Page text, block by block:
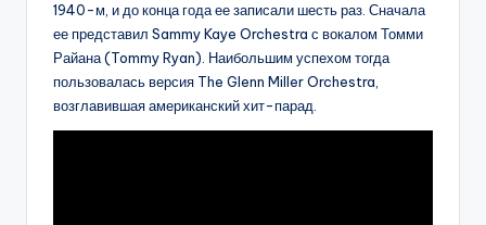
1940-м, и до конца года ее записали шесть раз. Сначала
ее представил Sammy Kaye Orchestra с вокалом Томми
Райана (Tommy Ryan). Наибольшим успехом тогда
пользовалась версия The Glenn Miller Orchestra,
возглавившая американский хит-парад.